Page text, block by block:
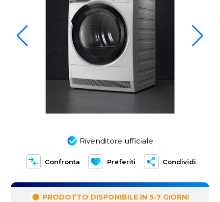
Rivenditore ufficiale
Confronta Preferiti Condividi
PRODOTTO DISPONIBILE IN 5‑7 GIORNI